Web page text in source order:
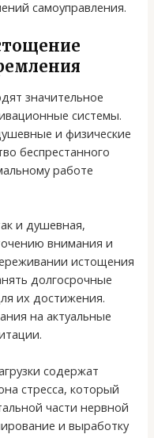
самоуправления.
значительное
системы.
и физические
беспрестанного
работе
и душевная,
внимания и
истощения
долгосрочные
их достижения.
на актуальные
содержат
стресса, который
части нервной
и выработку